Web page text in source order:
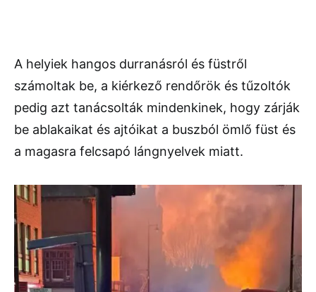
A helyiek hangos durranásról és füstről
számoltak be, a kiérkező rendőrök és tűzoltók
pedig azt tanácsolták mindenkinek, hogy zárják
be ablakaikat és ajtóikat a buszból ömlő füst és
a magasra felcsapó lángnyelvek miatt.